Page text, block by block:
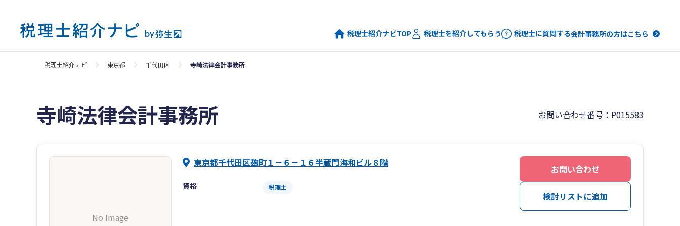
税理士紹介ナビTOP 税理士を紹介してもらう 税理士に質問する会計事務所の方はこちら
税理士紹介ナビ 東京都 千代田区 寺崎法律会計事務所
寺崎法律会計事務所 お問い合わせ番号：P015583
No Image
東京都千代田区麹町１－６－１６半蔵門海和ビル８階
資格 税理士
お問い合わせ
検討リストに追加